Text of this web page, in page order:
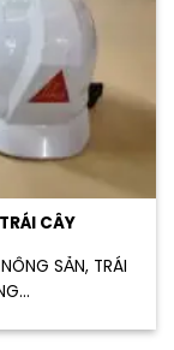
CÂY
SẢN, TRÁI